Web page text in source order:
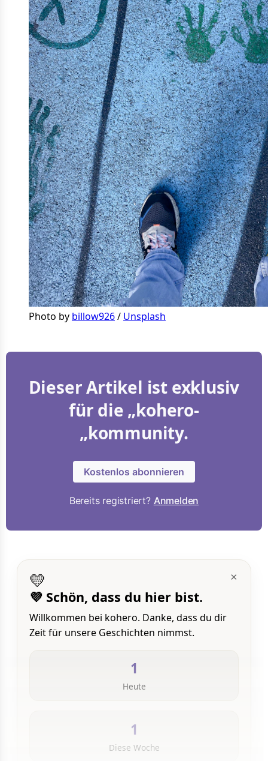
Photo by billow926 / Unsplash
Dieser Artikel ist exklusiv
für die „kohero-
„kommunity.
Kostenlos abonnieren
Bereits registriert? Anmelden
×
💛
💜 Schön, dass du hier bist.
Willkommen bei kohero. Danke, dass du dir
Zeit für unsere Geschichten nimmst.
1
Heute
1
Diese Woche